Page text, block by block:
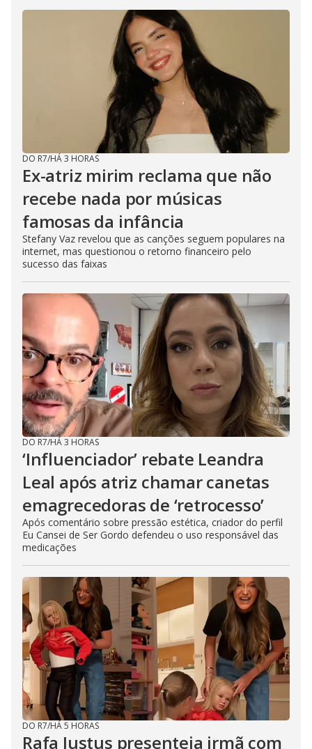
DO R7/HÁ 3 HORAS
Ex-atriz mirim reclama que não
recebe nada por músicas
famosas da infância
Stefany Vaz revelou que as canções seguem populares na
internet, mas questionou o retorno financeiro pelo
sucesso das faixas
DO R7/HÁ 3 HORAS
‘Influenciador’ rebate Leandra
Leal após atriz chamar canetas
emagrecedoras de ‘retrocesso’
Após comentário sobre pressão estética, criador do perfil
Eu Cansei de Ser Gordo defendeu o uso responsável das
medicações
DO R7/HÁ 5 HORAS
Rafa Justus presenteia irmã com